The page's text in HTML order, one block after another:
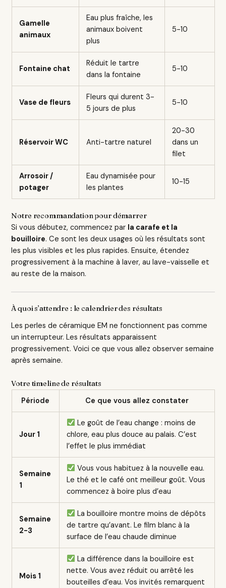
Gamelle
animaux
Eau plus fraîche, les
animaux boivent
plus
5-10
Fontaine chat
Réduit le tartre
dans la fontaine
5-10
Vase de fleurs
Fleurs qui durent 3-
5 jours de plus
5-10
Réservoir WC Anti-tartre naturel
20-30
dans un
filet
Arrosoir /
potager
Eau dynamisée pour
les plantes
10-15
Notre recommandation pour démarrer
Si vous débutez, commencez par la carafe et la
bouilloire. Ce sont les deux usages où les résultats sont
les plus visibles et les plus rapides. Ensuite, étendez
progressivement à la machine à laver, au lave-vaisselle et
au reste de la maison.
À quoi s’attendre : le calendrier des résultats
Les perles de céramique EM ne fonctionnent pas comme
un interrupteur. Les résultats apparaissent
progressivement. Voici ce que vous allez observer semaine
après semaine.
Votre timeline de résultats
Période Ce que vous allez constater
Jour 1
Le goût de l’eau change : moins de
chlore, eau plus douce au palais. C’est
l’effet le plus immédiat
Semaine
1
Vous vous habituez à la nouvelle eau.
Le thé et le café ont meilleur goût. Vous
commencez à boire plus d’eau
Semaine
2-3
La bouilloire montre moins de dépôts
de tartre qu’avant. Le film blanc à la
surface de l’eau chaude diminue
Mois 1
La différence dans la bouilloire est
nette. Vous avez réduit ou arrêté les
bouteilles d’eau. Vos invités remarquent